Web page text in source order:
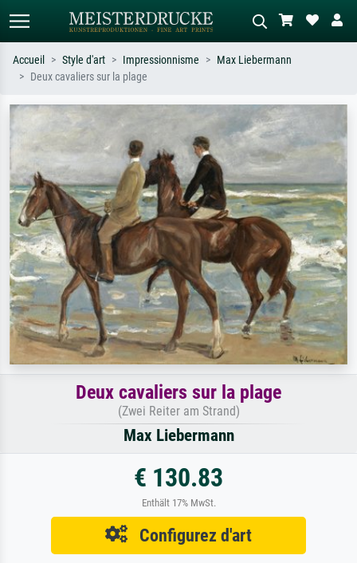
Recherchez par artiste, titre ou style –
ex. Monet, Nuit étoilée,
impressionnisme, vague de Hokusai,
Décrivez la scène – ex. prairie verte,
abstrait avec beaucoup de rouge,
tableau sombre, nu debout près d'un
arbre.
Accueil Style d'art Impressionnisme
Max Liebermann
Deux cavaliers sur la plage
Deux cavaliers sur la plage
(Zwei Reiter am Strand)
Max Liebermann
€ 130.83
Enthält 17% MwSt.
Configurez d'art